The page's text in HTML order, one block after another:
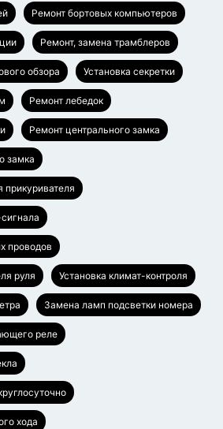
Ремонт бортовых компьютеров
Ремонт, замена трамблеров
обзора Установка секретки
Ремонт лебедок
Ремонт центрального замка
замка
прикуривателя
проводов
руля Установка климат-контроля
Замена ламп подсветки номера
реле
хода